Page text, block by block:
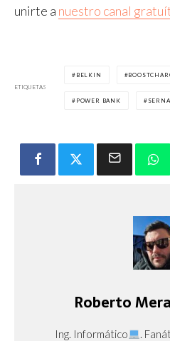
unirte a nuestro canal
ETIQUETAS
BELKIN
POWER BANK
Roberto
Ing. Informático .